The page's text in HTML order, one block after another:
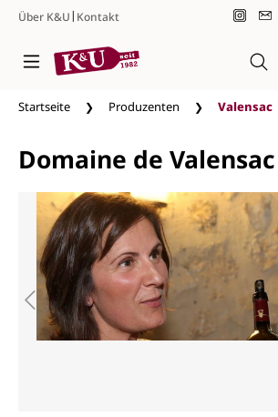
Zum Hauptinhalt springen
Über K&U| Kontakt
Startseite Produzenten Valensac
Domaine de Valensac